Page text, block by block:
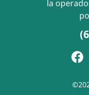
la